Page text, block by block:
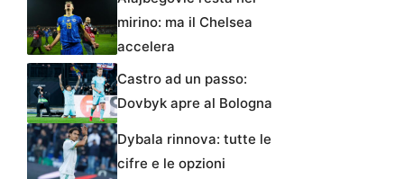
mirino: ma il Chelsea
accelera
Castro ad un passo:
Dovbyk apre al Bologna
Dybala rinnova: tutte le
cifre e le opzioni